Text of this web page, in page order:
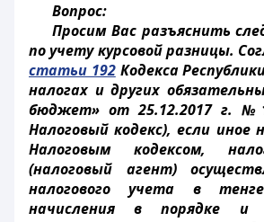
Вопрос:
Просим Вас разъяснить
по учету курсовой разницы.
статьи 192Кодекса
налогах и других
бюджет» от 25.12.2017 г.
Налоговый кодекс), если иное
Налоговым кодексом,
(налоговый агент)
налогового учета в
начисления в порядке и